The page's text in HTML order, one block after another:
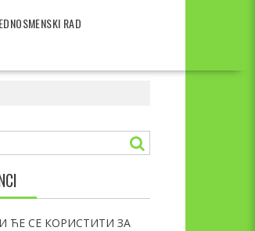
RAD
ЋЕ СЕ КОРИСТИТИ ЗА